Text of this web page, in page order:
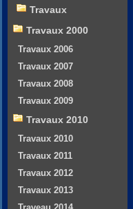
Travaux
Travaux 2000
Travaux 2006
Travaux 2007
Travaux 2008
Travaux 2009
Travaux 2010
Travaux 2010
Travaux 2011
Travaux 2012
Travaux 2013